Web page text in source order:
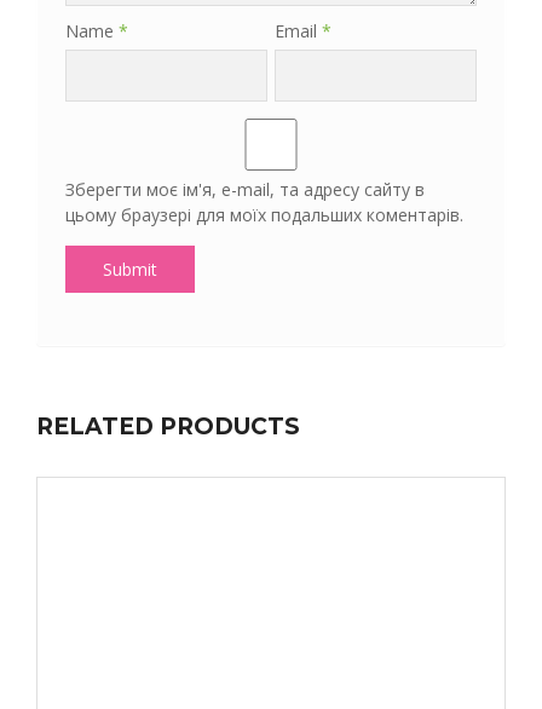
Name * Email*
Зберегти моє ім'я, e-mail, та адресу сайту в
цьому браузері для моїх подальших коментарів.
RELATED PRODUCTS